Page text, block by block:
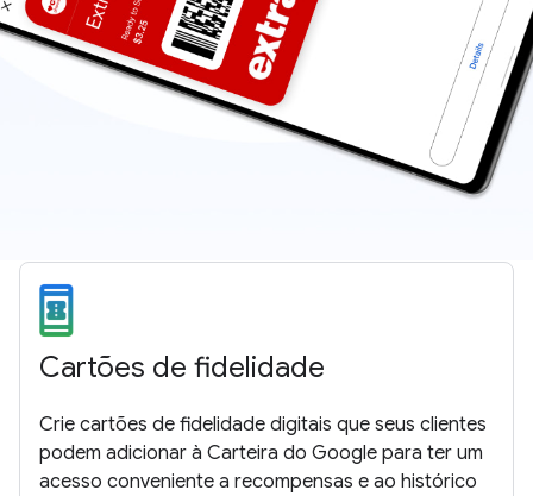
Cartões de fidelidade
Crie cartões de fidelidade digitais que seus clientes
podem adicionar à Carteira do Google para ter um
acesso conveniente a recompensas e ao histórico